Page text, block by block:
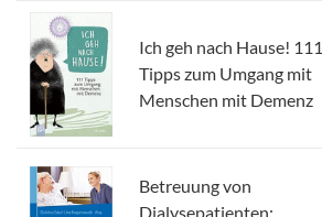
Ich geh nach Hause! 111
Tipps zum Umgang mit
Menschen mit Demenz
Betreuung von
Dialysepatienten: